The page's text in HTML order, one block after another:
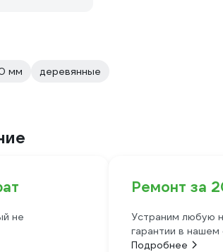
мм деревянные
не
Ремонт за
Устраним любую
гарантии в нашем
Подробнее